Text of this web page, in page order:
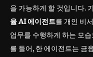
을 가능하게 할 것입니다.
율 AI 에이전트를 개인 비
업무를 수행하게 하는 모
를 들어, 한 에이전트는 금